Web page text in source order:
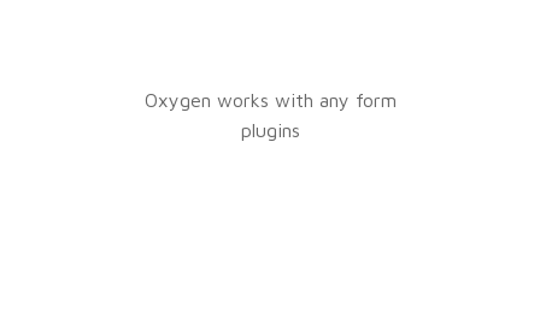
Oxygen works with any form
plugins